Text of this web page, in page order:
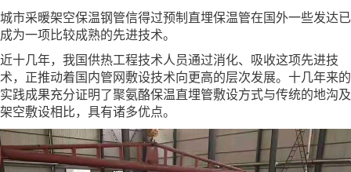
城市采暖架空保温钢管信得过预制直埋保温管在国外一些发达已
成为一项比较成熟的先进技术。
近十几年，我国供热工程技术人员通过消化、吸收这项先进技
术，正推动着国内管网敷设技术向更高的层次发展。十几年来的
实践成果充分证明了聚氨酪保温直埋管敷设方式与传统的地沟及
架空敷设相比，具有诸多优点。